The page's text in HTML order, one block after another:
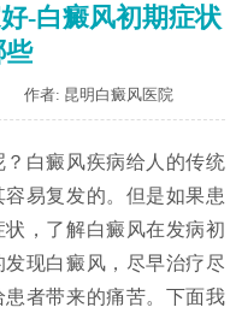
-白癜风初期症状
些
作者: 昆明白癜风医院
白癜风疾病给人的传统
易复发的。但是如果患
，了解白癜风在发病初
现白癜风，尽早治疗尽
者带来的痛苦。下面我